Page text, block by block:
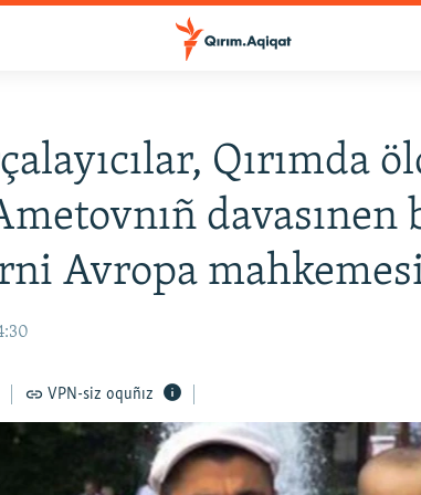
Qırımda
davasınen
Avropa
VPN-siz oquñız